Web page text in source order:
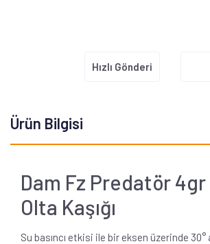
Hızlı Gönderi
Ürün Bilgisi
Dam Fz Predatör
Olta Kaşığı
Su basıncı etkisi ile bir eksen üzerinde 30°